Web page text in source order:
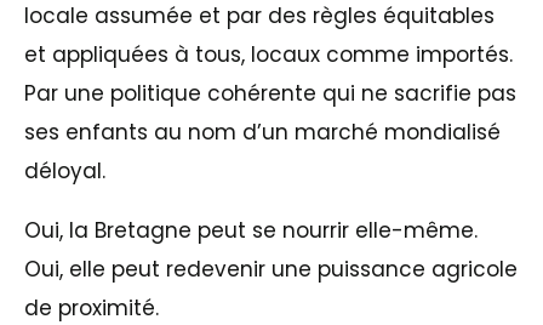
locale assumée et par des règles équitables
et appliquées à tous, locaux comme importés.
Par une politique cohérente qui ne sacrifie pas
ses enfants au nom d’un marché mondialisé
déloyal.
Oui, la Bretagne peut se nourrir elle-même.
Oui, elle peut redevenir une puissance agricole
de proximité.